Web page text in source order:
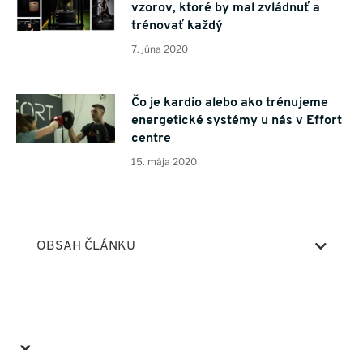
vzorov, ktoré by mal zvládnuť a
trénovať každý
7. júna 2020
Čo je kardio alebo ako trénujeme
energetické systémy u nás v Effort
centre
15. mája 2020
OBSAH ČLÁNKU